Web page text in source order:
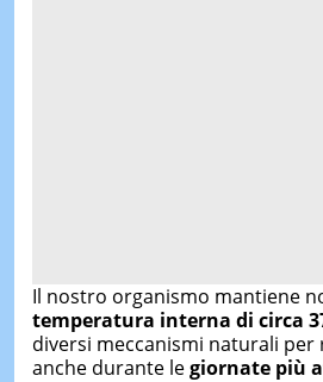
Il nostro organismo mantiene
temperatura interna di circa
diversi meccanismi naturali per
anche durante legiornate più